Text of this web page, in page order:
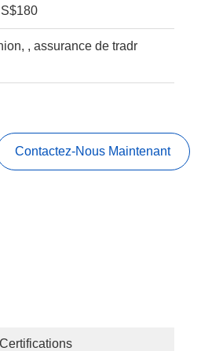
, assurance de tradr
Contactez-Nous Maintenant